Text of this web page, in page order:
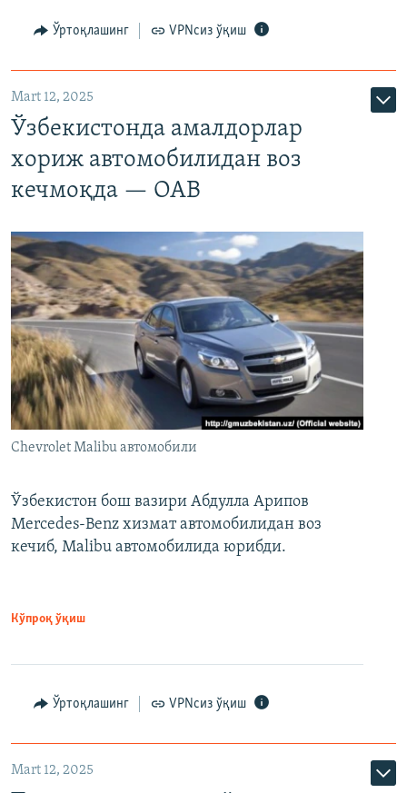
Ўртоқлашинг VPNсиз ўқиш
Mart 12, 2025
Ўзбекистонда амалдорлар
хориж автомобилидан воз
кечмоқда — ОАВ
Chevrolet Malibu автомобили
Ўзбекистон бош вазири Абдулла Арипов
Mercedes-Benz хизмат автомобилидан воз
кечиб, Malibu автомобилида юрибди.
Кўпроқ ўқиш
Ўртоқлашинг VPNсиз ўқиш
Mart 12, 2025